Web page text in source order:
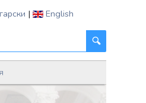
| English